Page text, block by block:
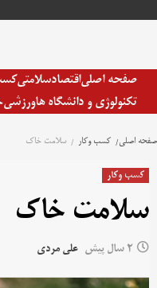
صفحه اصلیاقتصادسلامتی
تکنولوژی و دانشگاه هاورزشی
صفحه اصلی کسب وکار سلامت خاک
کسب وکار
سلامت خاک
2 سال پیش علی مردی